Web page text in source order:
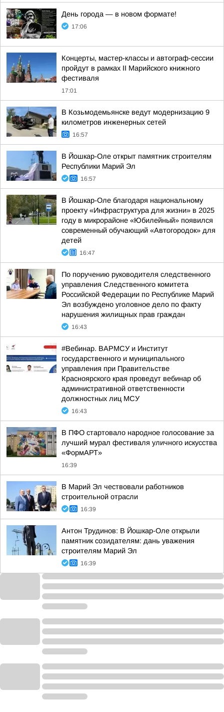
День города — в новом формате!
17:06
Концерты, мастер-классы и автограф-сессии
пройдут в рамках II Марийского книжного
фестиваля
17:01
В Козьмодемьянске ведут модернизацию 9
километров инженерных сетей
16:57
В Йошкар-Оле открыт памятник строителям
Республики Марий Эл
16:57
В Йошкар-Оле благодаря национальному
проекту «Инфраструктура для жизни» в 2025
году в микрорайоне «Юбилейный» появился
современный обучающий «Автогородок» для
детей
16:47
По поручению руководителя следственного
управления Следственного комитета
Российской Федерации по Республике Марий
Эл возбуждено уголовное дело по факту
нарушения жилищных прав граждан
16:43
#Вебинар. ВАРМСУ и Институт
государственного и муниципального
управления при Правительстве
Красноярского края проведут вебинар об
административной ответственности
должностных лиц МСУ
16:43
В ПФО стартовало народное голосование за
лучший мурал фестиваля уличного искусства
«ФормАРТ»
16:39
В Марий Эл чествовали работников
строительной отрасли
16:39
Антон Трудинов: В Йошкар-Оле открыли
памятник созидателям: дань уважения
строителям Марий Эл
16:39